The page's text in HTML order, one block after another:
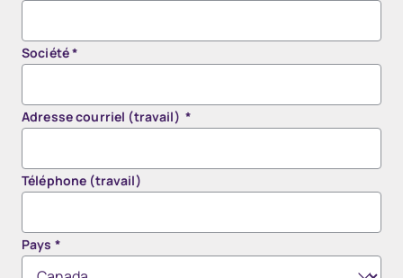
Société*
Adresse courriel (travail) *
Téléphone (travail)
Pays *